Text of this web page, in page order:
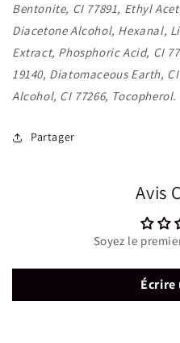
Bentonite, CI 77891, Ethyl
Diacetone Alcohol, Hexanal,
Extract, Phosphoric Acid, CI
19140, Diatomaceous Earth,
Alcohol, CI 77266, Tocopherol.
Partager
Avis
Soyez le
Écrire